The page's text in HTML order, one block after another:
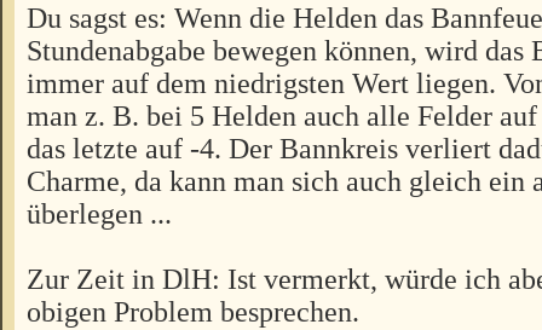
Du sagst es: Wenn die Helden das
Stundenabgabe bewegen können, wird das
immer auf dem niedrigsten Wert liegen.
man z. B. bei 5 Helden auch alle Felder
das letzte auf -4. Der Bannkreis verliert
Charme, da kann man sich auch gleich ein
überlegen ...
Zur Zeit in DlH: Ist vermerkt, würde ich
obigen Problem besprechen.